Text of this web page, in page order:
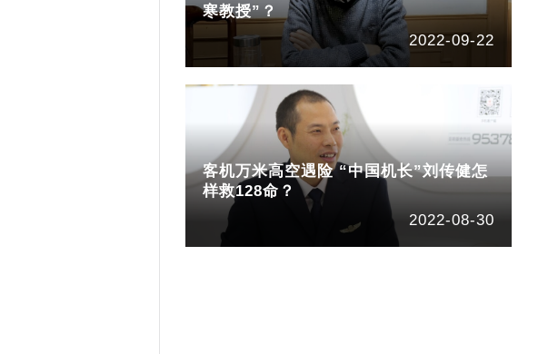
寒教授”？
2022-09-22
客机万米高空遇险 “中国机长”刘传健怎
样救128命？
2022-08-30